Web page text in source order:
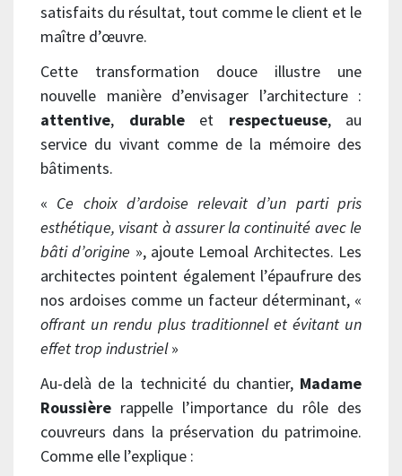
satisfaits du résultat, tout comme le client et le
maître d’œuvre.
Cette transformation douce illustre une
nouvelle manière d’envisager l’architecture :
attentive, durableet respectueuse, au
service du vivant comme de la mémoire des
bâtiments.
« Ce choix d’ardoise relevait d’un parti pris
esthétique, visant à assurer la continuité avec le
bâti d’origine », ajoute Lemoal Architectes. Les
architectes pointent également l’épaufrure des
nos ardoises comme un facteur déterminant, «
offrant un rendu plus traditionnel et évitant un
effet trop industriel»
Au-delà de la technicité du chantier, Madame
Roussière rappelle l’importance du rôle des
couvreurs dans la préservation du patrimoine.
Comme elle l’explique :